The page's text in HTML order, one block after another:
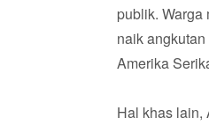
publik.
naik
Amerika
Hal khas lain,